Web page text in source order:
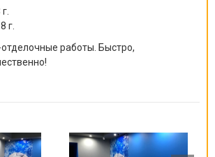
г.
работы. Быстро,